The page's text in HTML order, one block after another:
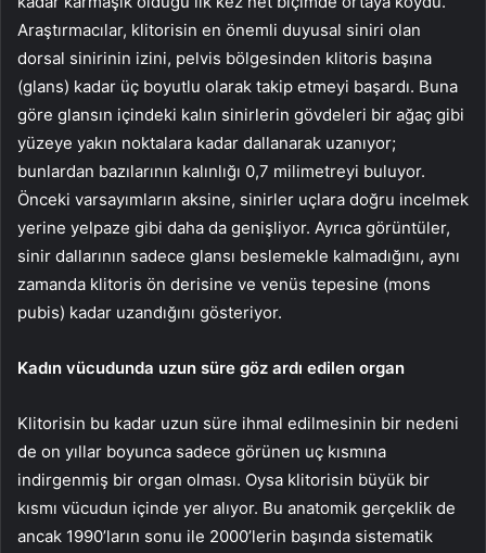
Araştırmacılar, klitorisin en önemli duyusal siniri olan
dorsal sinirinin izini, pelvis bölgesinden klitoris başına
(glans) kadar üç boyutlu olarak takip etmeyi başardı. Buna
göre glansın içindeki kalın sinirlerin gövdeleri bir ağaç gibi
yüzeye yakın noktalara kadar dallanarak uzanıyor;
bunlardan bazılarının kalınlığı 0,7 milimetreyi buluyor.
Önceki varsayımların aksine, sinirler uçlara doğru incelmek
yerine yelpaze gibi daha da genişliyor. Ayrıca görüntüler,
sinir dallarının sadece glansı beslemekle kalmadığını, aynı
zamanda klitoris ön derisine ve venüs tepesine (mons
pubis) kadar uzandığını gösteriyor.
Kadın vücudunda uzun süre göz ardı edilen organ
Klitorisin bu kadar uzun süre ihmal edilmesinin bir nedeni
de on yıllar boyunca sadece görünen uç kısmına
indirgenmiş bir organ olması. Oysa klitorisin büyük bir
kısmı vücudun içinde yer alıyor. Bu anatomik gerçeklik de
ancak 1990’ların sonu ile 2000’lerin başında sistematik